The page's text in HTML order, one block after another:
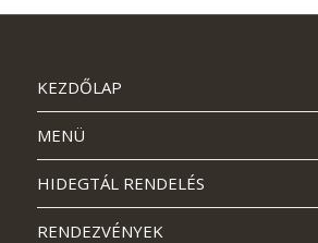
KEZDŐLAP
MENÜ
HIDEGTÁL RENDELÉS
RENDEZVÉNYEK